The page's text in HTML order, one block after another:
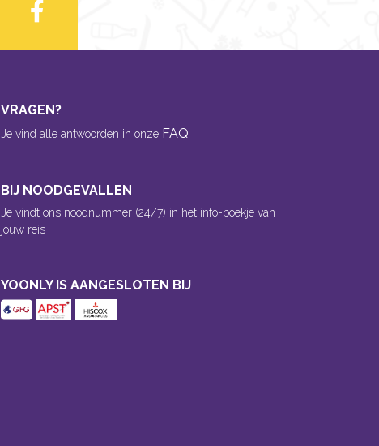
VRAGEN?
Je vind alle antwoorden in onze FAQ
BIJ NOODGEVALLEN
Je vindt ons noodnummer (24/7) in het info-boekje van
jouw reis
YOONLY IS AANGESLOTEN BIJ